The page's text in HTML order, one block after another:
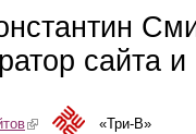
сайта
(link is external)«Три-В»